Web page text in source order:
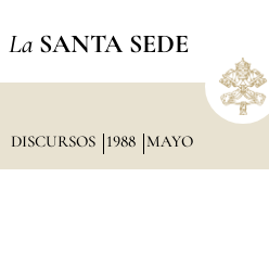
La SANTA SEDE
DISCURSOS 1988 MAYO